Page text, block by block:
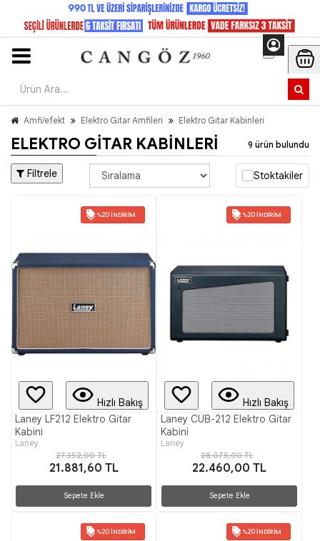
Amfi/efekt Elektro Gitar Amfileri Elektro Gitar Kabinleri
ELEKTRO GITAR KABINLERI 9 ürün bulundu
Filtrele Stoktakiler
%20 İNDIRIM
Hızlı Bakış
Laney LF212 Elektro Gitar
Kabini
Laney
27.352,00 TL
21.881,60 TL
Sepete Ekle
%20 İNDIRIM
Hızlı Bakış
Laney CUB-212 Elektro Gitar
Kabini
Laney
28.075,00 TL
22.460,00 TL
Sepete Ekle
%20 İNDIRIM %20 İNDIRIM